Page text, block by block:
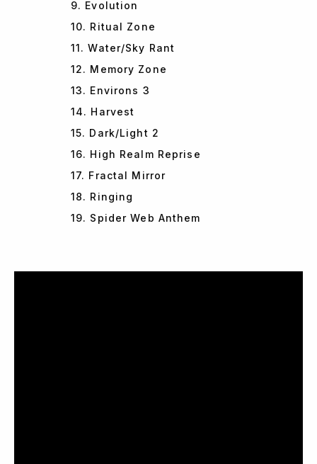
9. Evolution
10. Ritual Zone
11. Water/Sky Rant
12. Memory Zone
13. Environs 3
14. Harvest
15. Dark/Light 2
16. High Realm Reprise
17. Fractal Mirror
18. Ringing
19. Spider Web Anthem